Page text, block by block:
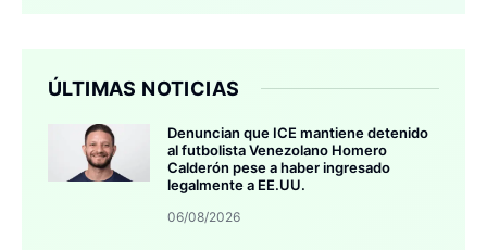
ÚLTIMAS NOTICIAS
Denuncian que ICE mantiene detenido
al futbolista Venezolano Homero
Calderón pese a haber ingresado
legalmente a EE.UU.
06/08/2026